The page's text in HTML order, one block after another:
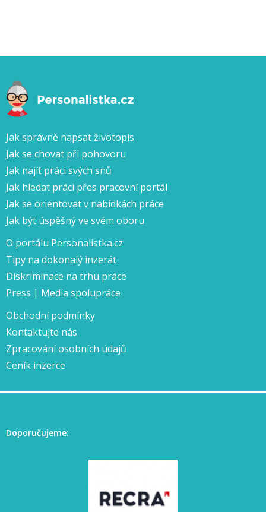
Jak správně napsat životopis
Jak se chovat při pohovoru
Jak najít práci svých snů
Jak hledat práci přes pracovní portál
Jak se orientovat v nabídkách práce
Jak být úspěšný ve svém oboru
O portálu Personalistka.cz
Tipy na dokonalý inzerát
Diskriminace na trhu práce
Press | Media spolupráce
Obchodní podmínky
Kontaktujte nás
Zpracování osobních údajů
Ceník inzerce
Doporučujeme: